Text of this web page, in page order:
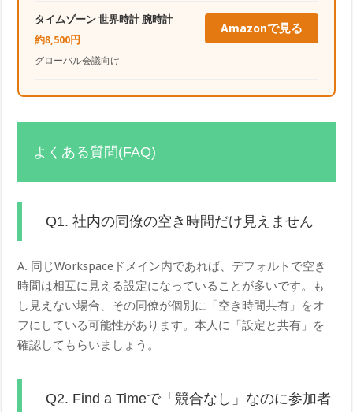
タイムゾーン 世界時計 腕時計
約8,500円
グローバル会議向け
Amazonで見る
よくある質問(FAQ)
Q1. 社内の同僚の空き時間だけ見えません
A. 同じWorkspaceドメイン内であれば、デフォルトで空き
時間は相互に見える設定になっていることが多いです。も
し見えない場合、その同僚が個別に「空き時間共有」をオ
フにしている可能性があります。本人に「設定と共有」を
確認してもらいましょう。
Q2. Find a Timeで「競合なし」なのに参加者